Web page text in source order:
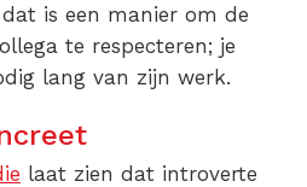
is een manier om de
te respecteren; je
lang van zijn werk.
laat zien dat introverte